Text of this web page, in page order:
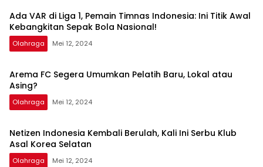
Ada VAR di Liga 1, Pemain Timnas Indonesia: Ini Titik Awal
Kebangkitan Sepak Bola Nasional!
Olahraga Mei 12, 2024
Arema FC Segera Umumkan Pelatih Baru, Lokal atau
Asing?
Olahraga Mei 12, 2024
Netizen Indonesia Kembali Berulah, Kali Ini Serbu Klub
Asal Korea Selatan
Olahraga Mei 12, 2024